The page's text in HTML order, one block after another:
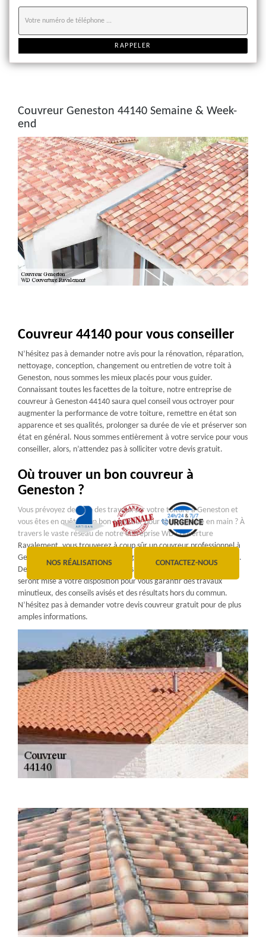
NOS RÉALISATIONS CONTACTEZ-NOUS
Couvreur Geneston 44140 Semaine & Week-
end
Couvreur 44140 pour vous conseiller
N’hésitez pas à demander notre avis pour la rénovation, réparation,
nettoyage, conception, changement ou entretien de votre toit à
Geneston, nous sommes les mieux placés pour vous guider.
Connaissant toutes les facettes de la toiture, notre entreprise de
couvreur à Geneston 44140 saura quel conseil vous octroyer pour
augmenter la performance de votre toiture, remettre en état son
apparence et ses qualités, prolonger sa durée de vie et préserver son
état en général. Nous sommes entièrement à votre service pour vous
conseiller, alors, n’attendez pas à solliciter votre devis gratuit.
Où trouver un bon couvreur à
Geneston ?
Vous prévoyez de faire des travaux sur votre toiture à Geneston et
vous êtes en quête d’un bon couvreur pour tout prendre en main ? À
travers le vaste réseau de notre entreprise WD Couverture
Ravalement, vous trouverez à coup sûr un couvreur professionnel à
Geneston, pouvant vous accompagner tout au long de votre projet.
Des couvreurs passionnés, aguerris aux savoir-faire incontesté,
seront mise à votre disposition pour vous garantir des travaux
minutieux, des conseils avisés et des résultats hors du commun.
N’hésitez pas à demander votre devis couvreur gratuit pour de plus
amples informations.